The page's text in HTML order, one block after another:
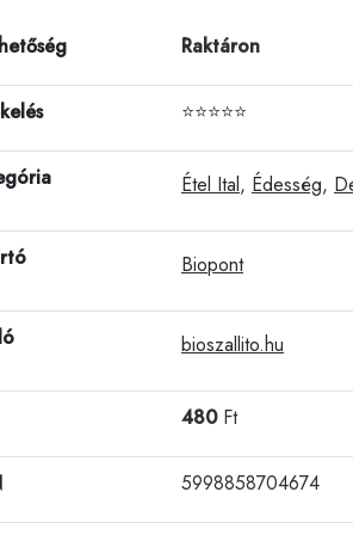
Raktáron
⭐⭐⭐⭐⭐
Étel Ital, Édesség,
Biopont
bioszallito.hu
480Ft
5998858704674